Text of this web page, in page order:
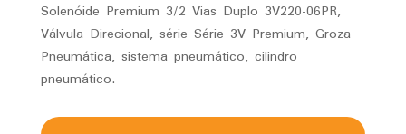
Solenóide Premium 3/2 Vias Duplo 3V220-06PR,
Válvula Direcional, série Série 3V Premium, Groza
Pneumática, sistema pneumático, cilindro
pneumático.